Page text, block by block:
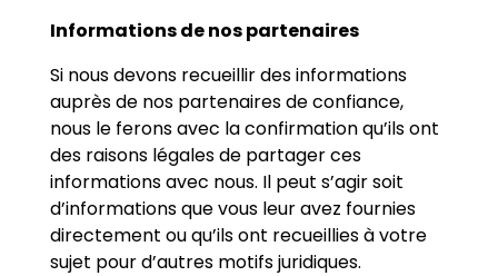
Informations de nos partenaires
Si nous devons recueillir des informations
auprès de nos partenaires de confiance,
nous le ferons avec la confirmation qu’ils ont
des raisons légales de partager ces
informations avec nous. Il peut s’agir soit
d’informations que vous leur avez fournies
directement ou qu’ils ont recueillies à votre
sujet pour d’autres motifs juridiques.